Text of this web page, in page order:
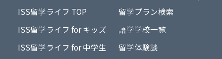
ISS留学ライフ TOP
ISS留学ライフ for キッズ
ISS留学ライフ for 中学生
留学プラン検索
語学学校一覧
留学体験談